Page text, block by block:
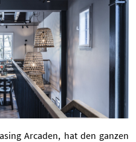
Arcaden, hat den ganzen